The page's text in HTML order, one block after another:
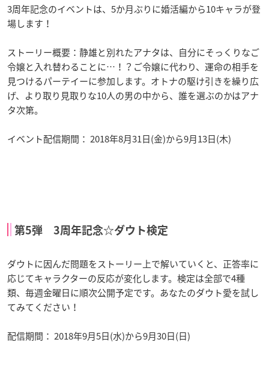
3周年記念のイベントは、5か月ぶりに婚活編から10キャラが登
場します！
ストーリー概要：静雄と別れたアナタは、自分にそっくりなご
令嬢と入れ替わることに…！？ご令嬢に代わり、運命の相手を
見つけるパーテイーに参加します。オトナの駆け引きを繰り広
げ、より取り見取りな10人の男の中から、誰を選ぶのかはアナ
タ次第。
イベント配信期間： 2018年8月31日(金)から9月13日(木)
第5弾 3周年記念☆ダウト検定
ダウトに因んだ問題をストーリー上で解いていくと、正答率に
応じてキャラクターの反応が変化します。検定は全部で4種
類、毎週金曜日に順次公開予定です。あなたのダウト愛を試し
てみてください！
配信期間： 2018年9月5日(水)から9月30日(日)